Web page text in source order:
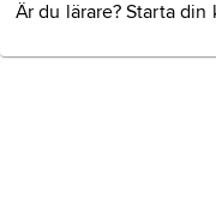
Är du lärare? Starta